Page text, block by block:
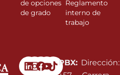
Linkedin
Instagram
Facebook
Youtube
PBX: Dirección:
de opciones
de grado
Reglamento
interno de
trabajo